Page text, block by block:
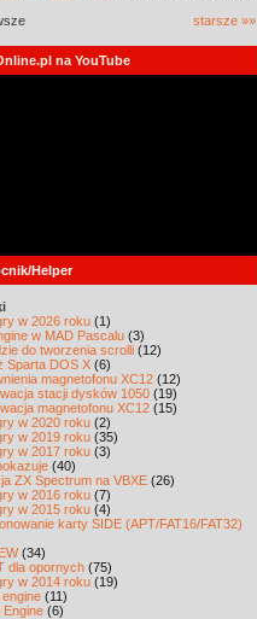
starsze »»
na YouTube
Helper
w 2026 roku (1)
w MAD Pascalu (3)
do tworzenia scrolli (12)
Sparta DOS X (6)
magnetofonu XC12 (12)
stacji dysków 1050 (19)
magnetofonu XC12 (15)
w 2020 roku (2)
w 2019 roku (35)
w 2017 roku (3)
(40)
ZX Spectrum na VBXE (26)
w 2016 roku (7)
w 2015 roku (4)
karty SIDE (APT/FAT16/FAT32)
(34)
dla opornych (75)
w 2014 roku (19)
(11)
Engine (6)